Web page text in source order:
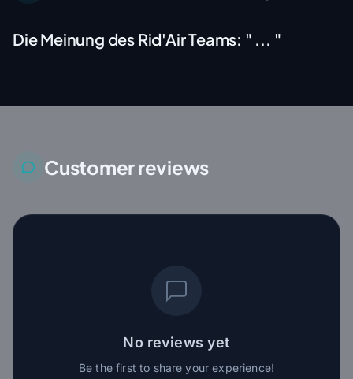
Die Meinung des Rid'Air Teams: " ... "
Customer reviews
No reviews yet
Be the first to share your experience!